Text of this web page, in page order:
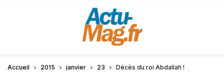
Accueil 2015 janvier 23 Décès du roi Abdallah !